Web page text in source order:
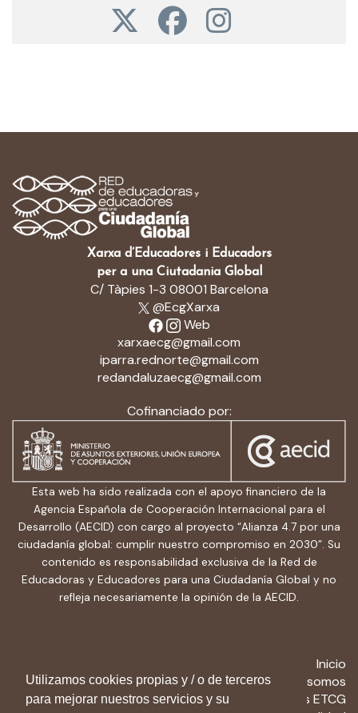
Utilizamos cookies propias y / o de terceros
para mejorar nuestros servicios y su
Xarxa d’Educadores i Educadors
per a una Ciutadania Global
C/ Tàpies 1-3 08001 Barcelona
@EcgXarxa
Web
xarxaecg@gmail.com
iparra.rednorte@gmail.com
redandaluzaecg@gmail.com
Cofinanciado por:
Esta web ha sido realizada con el apoyo financiero de la
Agencia Española de Cooperación Internacional para el
Desarrollo (AECID) con cargo al proyecto “Alianza 4.7 por una
ciudadanía global: cumplir nuestro compromiso en 2030”. Su
contenido es responsabilidad exclusiva de la Red de
Educadoras y Educadores para una Ciudadanía Global y no
refleja necesariamente la opinión de la AECID.
Inicio
Quiénes somos
Recursos ETCG